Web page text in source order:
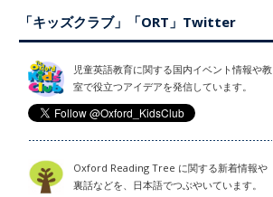
「キッズクラブ」「ORT」Twitter
児童英語教育に関する国内イベント情報や教
室で役立つアイデアを発信しています。
Oxford Reading Tree に関する新着情報や
裏話などを、日本語でつぶやいています。